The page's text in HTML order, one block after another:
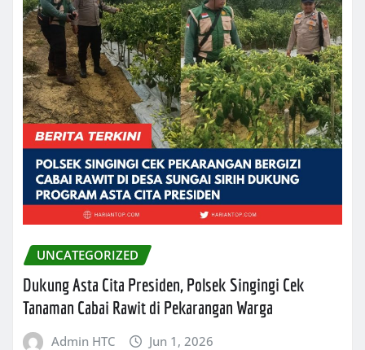
UNCATEGORIZED
Dukung Asta Cita Presiden, Polsek Singingi Cek
Tanaman Cabai Rawit di Pekarangan Warga
Admin HTC Jun 1, 2026